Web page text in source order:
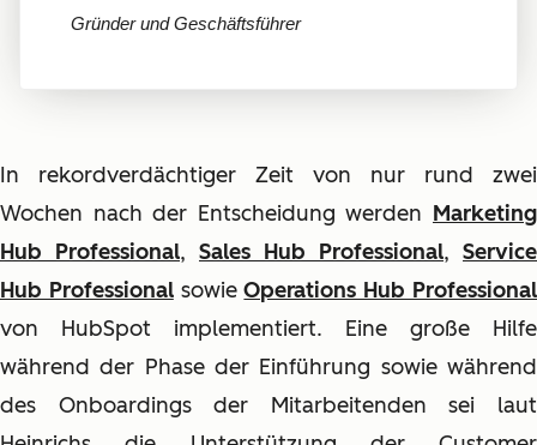
Gründer und Geschäftsführer
In rekordverdächtiger Zeit von nur rund zwei
Wochen nach der Entscheidung werden Marketing
Hub Professional, Sales Hub Professional, Service
Hub ProfessionalsowieOperations Hub Professional
von HubSpot implementiert. Eine große Hilfe
während der Phase der Einführung sowie während
des Onboardings der Mitarbeitenden sei laut